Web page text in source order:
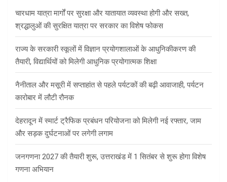
चारधाम यात्रा मार्गों पर सुरक्षा और यातायात व्यवस्था होगी और सख्त,
श्रद्धालुओं की सुरक्षित यात्रा पर सरकार का विशेष फोकस
राज्य के सरकारी स्कूलों में विज्ञान प्रयोगशालाओं के आधुनिकीकरण की
तैयारी, विद्यार्थियों को मिलेगी आधुनिक प्रयोगात्मक शिक्षा
नैनीताल और मसूरी में सप्ताहांत से पहले पर्यटकों की बढ़ी आवाजाही, पर्यटन
कारोबार में लौटी रौनक
देहरादून में स्मार्ट ट्रैफिक प्रबंधन परियोजना को मिलेगी नई रफ्तार, जाम
और सड़क दुर्घटनाओं पर लगेगी लगाम
जनगणना 2027 की तैयारी शुरू, उत्तराखंड में 1 सितंबर से शुरू होगा विशेष
गणना अभियान